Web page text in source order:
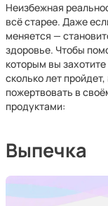
Неизбежная
всё старее. Даже
меняется —
здоровье. Чтобы
которым вы
сколько лет
пожертвовать в
продуктами:
Выпечка